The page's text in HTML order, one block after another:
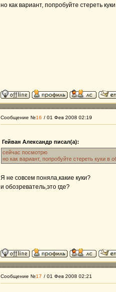
но как вариант, попробуйте стереть
Сообщение №16 / 01 Фев 2008 02:19
Гейван Александр писал(а):
сейчас посмотрю
но как вариант, попробуйте стереть куки в
Я не совсем поняла,какие куки?
и обозреватель,это где?
Сообщение №17 / 01 Фев 2008 02:21